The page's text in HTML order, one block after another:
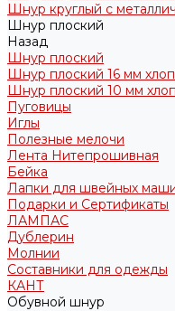
Шнур круглый с
Шнур плоский
Назад
Шнур плоский
Шнур плоский 16 мм
Шнур плоский 10 мм
Пуговицы
Иглы
Полезные мелочи
Лента Нитепрошивная
Бейка
Лапки для швейных
Подарки и Сертификаты
ЛАМПАС
Дублерин
Молнии
Составники для одежды
КАНТ
Обувной шнур